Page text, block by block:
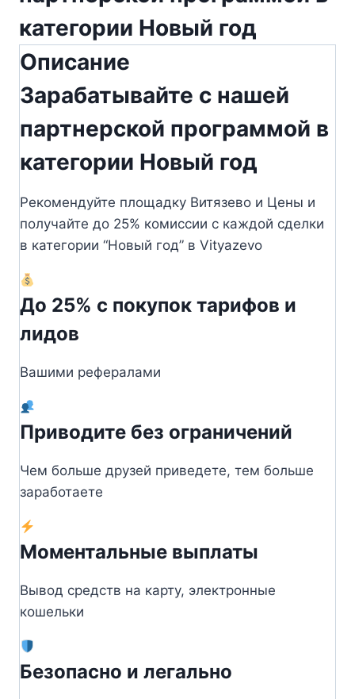
категории Новый год
Описание
Зарабатывайте с нашей
партнерской программой в
категории Новый год
Рекомендуйте площадку Витязево и Цены и
получайте до 25% комиссии с каждой сделки
в категории “Новый год” в Vityazevo
До 25% с покупок тарифов и
лидов
Вашими рефералами
Приводите без ограничений
Чем больше друзей приведете, тем больше
заработаете
Моментальные выплаты
Вывод средств на карту, электронные
кошельки
Безопасно и легально